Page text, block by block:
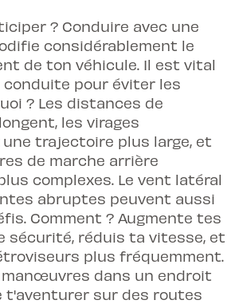
? Conduire avec une
considérablement le
de ton véhicule. Il est vital
pour éviter les
? Les distances de
les virages
trajectoire plus large, et
de marche arrière
complexes. Le vent latéral
abruptes peuvent aussi
Comment ? Augmente tes
sécurité, réduis ta vitesse, et
plus fréquemment.
dans un endroit
t'aventurer sur des routes